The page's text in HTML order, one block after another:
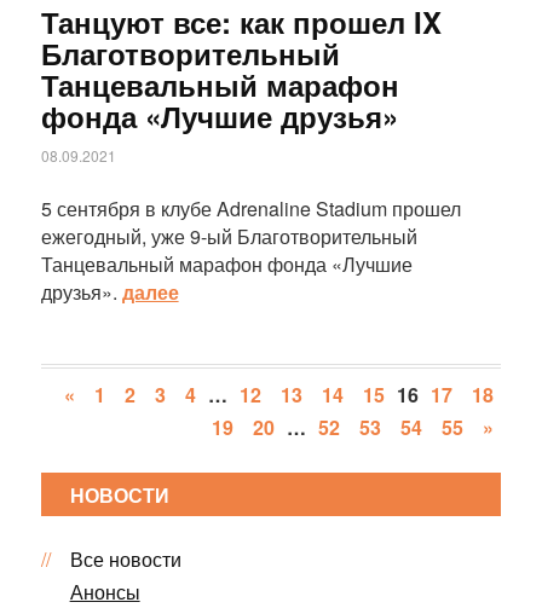
Танцуют все: как прошел IX
Благотворительный
Танцевальный марафон
фонда «Лучшие друзья»
08.09.2021
5 сентября в клубе Adrenaline Stadium прошел
ежегодный, уже 9-ый Благотворительный
Танцевальный марафон фонда «Лучшие
друзья». далее
« 1 2 3 4 … 12 13 14 15 16 17
18
19
20 … 52 53 54 55 »
НОВОСТИ
Все новости
Анонсы